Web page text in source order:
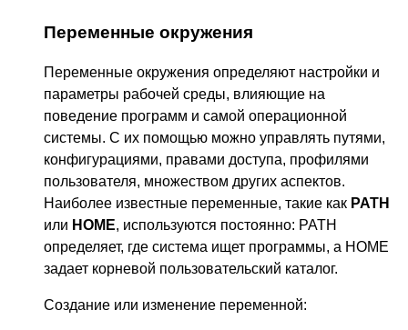
Переменные окружения
Переменные окружения определяют настройки и
параметры рабочей среды, влияющие на
поведение программ и самой операционной
системы. С их помощью можно управлять путями,
конфигурациями, правами доступа, профилями
пользователя, множеством других аспектов.
Наиболее известные переменные, такие как PATH
или HOME, используются постоянно: PATH
определяет, где система ищет программы, а HOME
задает корневой пользовательский каталог.
Создание или изменение переменной: